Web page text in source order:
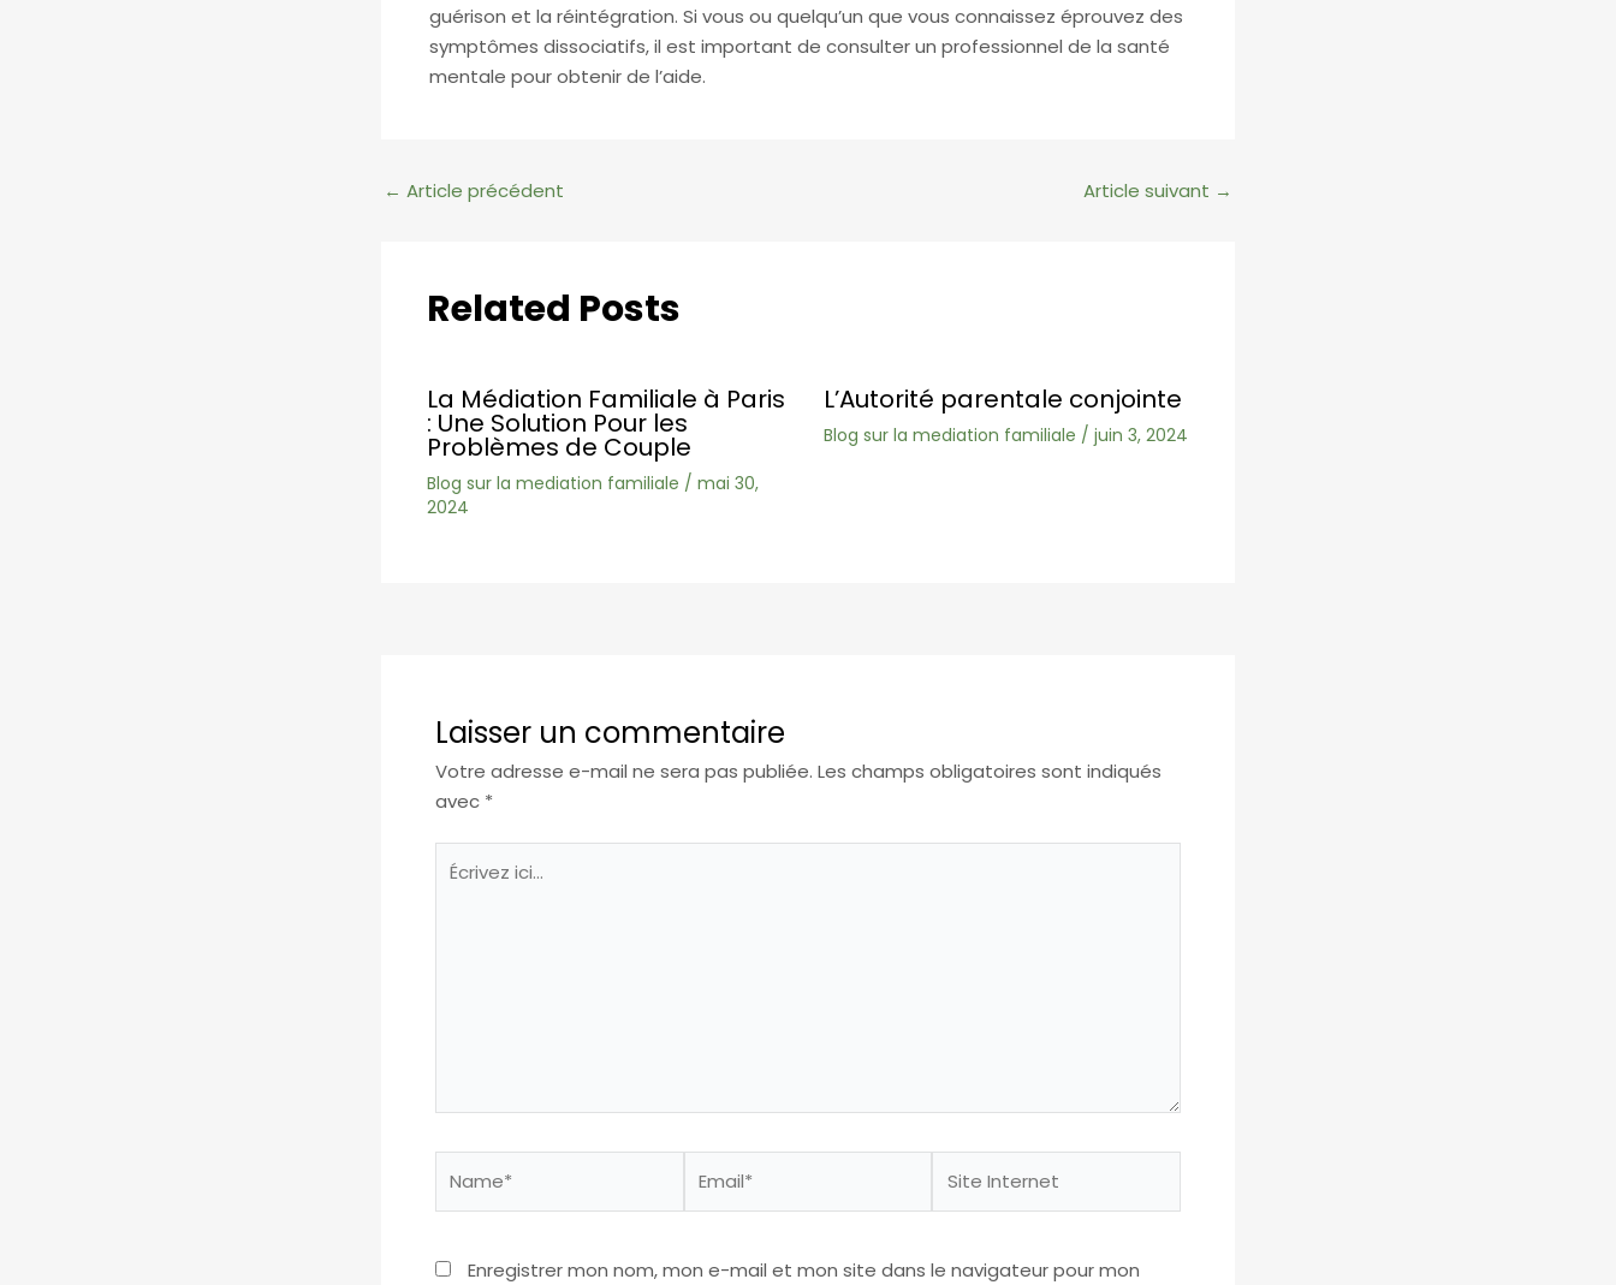
guérison et la réintégration. Si vous ou quelqu’un que vous connaissez éprouvez des
symptômes dissociatifs, il est important de consulter un professionnel de la santé
mentale pour obtenir de l’aide.
Navigation
← Article précédent Article suivant →
Related Posts
La Médiation Familiale à Paris
: Une Solution Pour les
Problèmes de Couple
Blog sur la mediation familiale / mai 30,
2024
L’Autorité parentale conjointe
Blog sur la mediation familiale / juin 3, 2024
Laisser un commentaire
Votre adresse e-mail ne sera pas publiée. Les champs obligatoires sont indiqués
avec *
ici…
Internet
Enregistrer mon nom, mon e-mail et mon site dans le navigateur pour mon